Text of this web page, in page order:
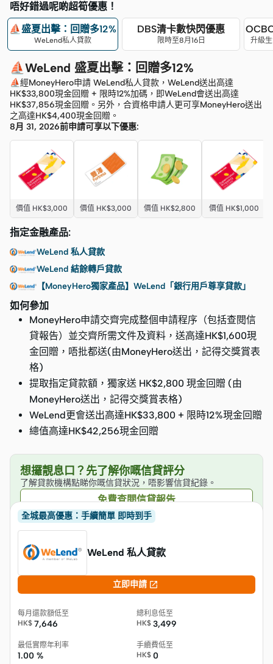
唔好錯過呢啲超筍優惠！
⛵盛夏出擊：回贈多12%
WeLend私人貸款
DBS清卡數快閃優惠
限時至8月16日 升級
⛵WeLend 盛夏出擊：回贈多12%
⛵經MoneyHero申請 WeLend私人貸款，WeLend送出高達
HK$33,800現金回贈 + 限時12%加碼，即WeLend會送出高達
HK$37,856現金回贈。另外，合資格申請人更可享MoneyHero送出
之高達HK$4,400現金回贈。
8月 31, 2026前申請可享以下優惠:
價值 HK$3,000 價值 HK$3,000 價值 HK$2,800 價值 HK$1,000
指定金融產品:
WeLend 私人貸款
WeLend 結餘轉戶貸款
【MoneyHero獨家產品】WeLend「銀行用戶尊享貸款」
如何參加
MoneyHero申請交齊完成整個申請程序（包括查閱信
貸報告）並交齊所需文件及資料，送高達HK$1,600現
金回贈，唔批都送(由MoneyHero送出，記得交獎賞表
格)
提取指定貸款額，獨家送 HK$2,800 現金回贈 (由
MoneyHero送出，記得交獎賞表格)
WeLend更會送出高達HK$33,800 + 限時12%現金回贈
總值高達HK$42,256現金回贈
想攞靚息口？先了解你嘅信貸評分
了解貸款機構點睇你嘅信貸狀況，唔影響信貸紀錄。
免費查閱信貸報告
全城最高優惠：手續簡單 即時到手
WeLend 私人貸款
立即申請 
每月還款額低至
HK$ 7,646
總利息低至
HK$ 3,499
最低實際年利率
1.00 %
手續費低至
HK$ 0